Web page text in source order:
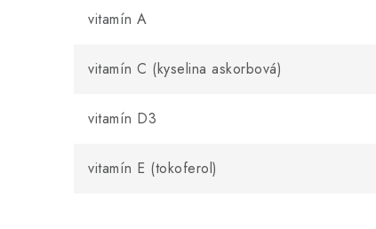
vitamín A
vitamín C (kyselina askorbová)
vitamín D3
vitamín E (tokoferol)